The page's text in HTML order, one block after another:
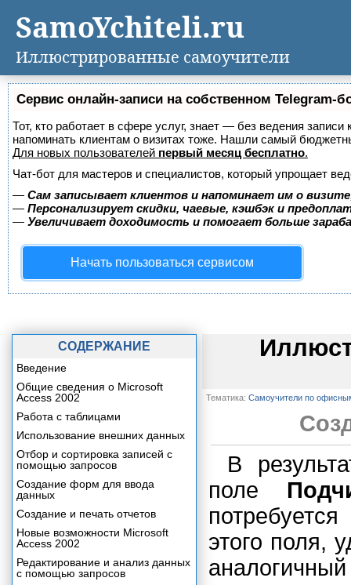
Сервис онлайн-записи на собственном Telegram-
Тот, кто работает в сфере услуг, знает — без ведения
напоминать клиентам о визитах тоже. Нашли самый
Для новых пользователей первый месяц бесплатно.
Чат-бот для мастеров и специалистов, который упрощает
— Сам записывает клиентов и напоминает им о
— Персонализирует скидки, чаевые, кэшбэк и
— Увеличивает доходимость и помогает больше
Начать пользоваться сервисом
Тематика: Самоучители по
В
поле
этого поля,
СОДЕРЖАНИЕ
Введение
Общие сведения о Microsoft
Access 2002
Работа с таблицами
Использование внешних данных
Отбор и сортировка записей с
помощью запросов
Создание форм для ввода
данных
Создание и печать отчетов
Новые возможности Microsoft
Access 2002
Редактирование и анализ данных
с помощью запросов
SamoYchiteli.ru
Иллюстрированные самоучители